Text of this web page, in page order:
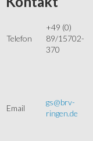
Telefon
+49 (0)
89/15702-
370
Email
gs@brv-
ringen.de